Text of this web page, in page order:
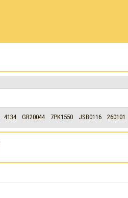
4134 GR20044 7PK1550 JSB0116 260101